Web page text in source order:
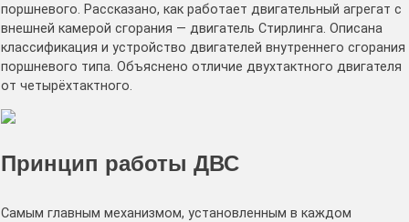
поршневого. Рассказано, как работает двигательный агрегат с
внешней камерой сгорания — двигатель Стирлинга. Описана
классификация и устройство двигателей внутреннего сгорания
поршневого типа. Объяснено отличие двухтактного двигателя
от четырёхтактного.
Принцип работы ДВС
Самым главным механизмом, установленным в каждом